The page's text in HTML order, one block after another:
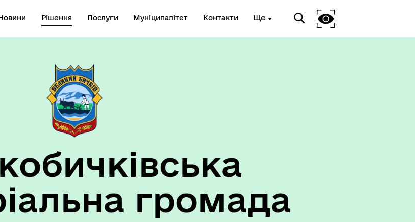
Рішення Послуги Муніципалітет Контакти Ще
ТГ
громада